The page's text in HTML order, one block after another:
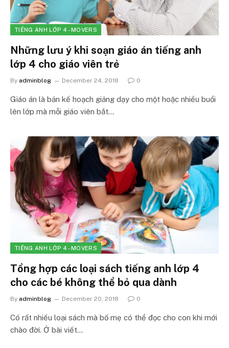
TIẾNG ANH LỚP 4 - MOVERS
Những lưu ý khi soạn giáo án tiếng anh
lớp 4 cho giáo viên trẻ
By adminblog December 24, 2018 0
Giáo án là bản kế hoạch giảng dạy cho một hoặc nhiều buổi
lên lớp mà mỗi giáo viên bắt…
TIẾNG ANH LỚP 4 - MOVERS
Tổng hợp các loại sách tiếng anh lớp 4
cho các bé không thể bỏ qua dành
By adminblog December 20, 2018 0
Có rất nhiều loại sách mà bố mẹ có thể đọc cho con khi mới
chào đời. Ở bài viết…